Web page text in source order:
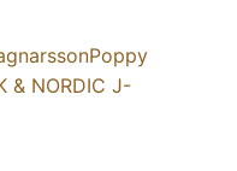
& NORDIC J-